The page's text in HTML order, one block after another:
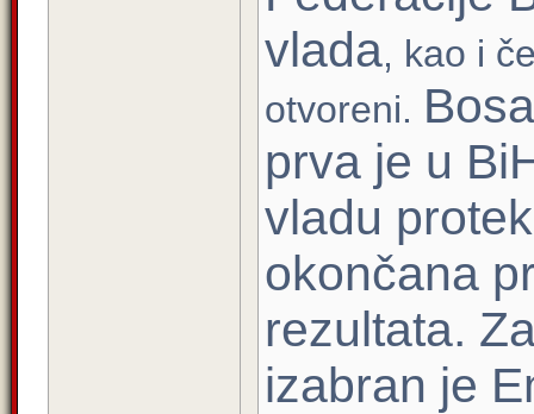
vlada, kao i
otvoreni.
prva je u
vladu
okončana
rezultata.
izabran je